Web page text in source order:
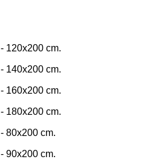
120x200 cm.
140x200 cm.
160x200 cm.
180x200 cm.
80x200 cm.
90x200 cm.